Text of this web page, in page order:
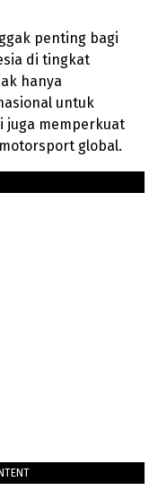
penting bagi
di tingkat
hanya
untuk
juga memperkuat
global.